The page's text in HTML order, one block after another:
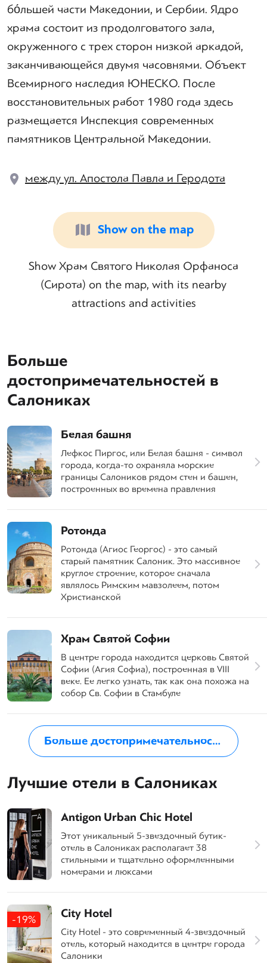
бо́льшей части Македонии, и Сербии. Ядро
храма состоит из продолговатого зала,
окруженного с трех сторон низкой аркадой,
заканчивающейся двумя часовнями. Объект
Всемирного наследия ЮНЕСКО. После
восстановительных работ 1980 года здесь
размещается Инспекция современных
памятников Центральной Македонии.
между ул. Апостола Павла и Геродота
Show on the map
Show Храм Святого Николая Орфаноса
(Сирота) on the map, with its nearby
attractions and activities
Больше
достопримечательностей в
Салониках
Белая башня
Лефкос Пиргос, или Белая башня - символ
города, когда-то охраняла морские
границы Салоников рядом стен и башен,
построенных во времена правления
Ротонда
Ротонда (Агиос Георгос) - это самый
старый памятник Салоник. Это массивное
круглое строение, которое сначала
являлось Римским мавзолеем, потом
Христианской
Храм Святой Софии
В центре города находится церковь Святой
Софии (Агия Софиа), построенная в VIII
веке. Ее легко узнать, так как она похожа на
собор Св. Софии в Стамбуле
Больше достопримечательностей в Салониках
Лучшие отели в Салониках
Antigon Urban Chic Hotel
Этот уникальный 5-звездочный бутик-
отель в Салониках располагает 38
стильными и тщательно оформленными
номерами и люксами
-19% City Hotel
City Hotel - это современный 4-звездочный
отель, который находится в центре города
Салоники